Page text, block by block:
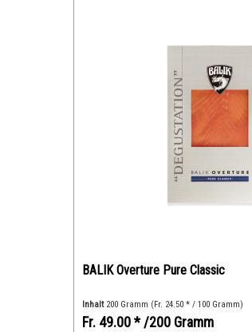
BALIK Overture Pure Classic
Inhalt 200 Gramm (Fr. 24.50 * / 100 Gramm)
Fr. 49.00 */200 Gramm